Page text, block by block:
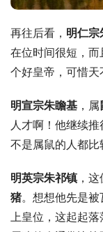
再往后看， 明仁宗
在位时间很短，
个好皇帝，可惜天
明宣宗朱瞻基 ，属
人才啊！他继续
不是属鼠的人都比
明英宗朱祁镇 ，
猪。想想他先是被
上皇位，这起起